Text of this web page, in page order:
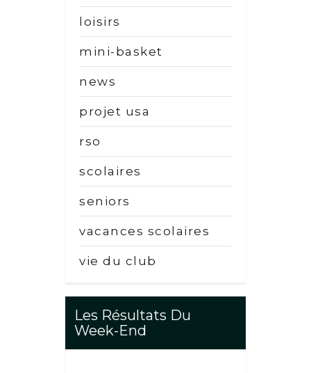
loisirs
mini-basket
news
projet usa
rso
scolaires
seniors
vacances scolaires
vie du club
Les Résultats Du
Week-End